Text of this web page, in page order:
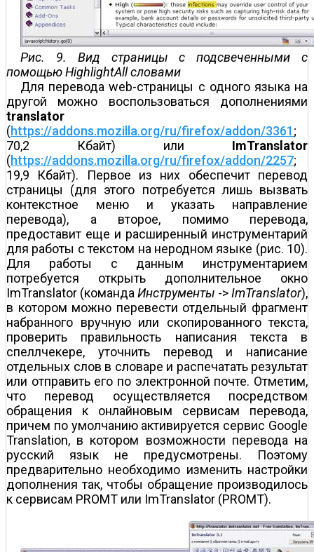
Рис. 9. Вид страницы с подсвеченными с
помощью HighlightAll словами
Для перевода web-страницы с одного языка на
другой можно воспользоваться дополнениями
translator
(https://addons.mozilla.org/ru/firefox/addon/3361;
70,2 Кбайт) или ImTranslator
(https://addons.mozilla.org/ru/firefox/addon/2257;
19,9 Кбайт). Первое из них обеспечит перевод
страницы (для этого потребуется лишь вызвать
контекстное меню и указать направление
перевода), а второе, помимо перевода,
предоставит еще и расширенный инструментарий
для работы с текстом на неродном языке (рис. 10).
Для работы с данным инструментарием
потребуется открыть дополнительное окно
ImTranslator (команда Инструменты ->ImTranslator),
в котором можно перевести отдельный фрагмент
набранного вручную или скопированного текста,
проверить правильность написания текста в
спеллчекере, уточнить перевод и написание
отдельных слов в словаре и распечатать результат
или отправить его по электронной почте. Отметим,
что перевод осуществляется посредством
обращения к онлайновым сервисам перевода,
причем по умолчанию активируется сервис Google
Translation, в котором возможности перевода на
русский язык не предусмотрены. Поэтому
предварительно необходимо изменить настройки
дополнения так, чтобы обращение производилось
к сервисам PROMT или ImTranslator (PROMT).